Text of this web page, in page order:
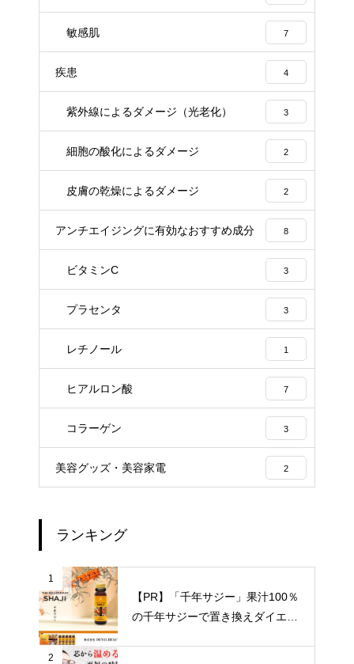
敏感肌 7
疾患 4
紫外線によるダメージ（光老化） 3
細胞の酸化によるダメージ 2
皮膚の乾燥によるダメージ 2
アンチエイジングに有効なおすすめ成分 8
ビタミンC 3
プラセンタ 3
レチノール 1
ヒアルロン酸 7
コラーゲン 3
美容グッズ・美容家電 2
ランキング
1
【PR】「千年サジー」果汁100％
の千年サジーで置き換えダイエッ
2